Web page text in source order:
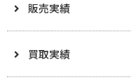
販売実績
買取実績